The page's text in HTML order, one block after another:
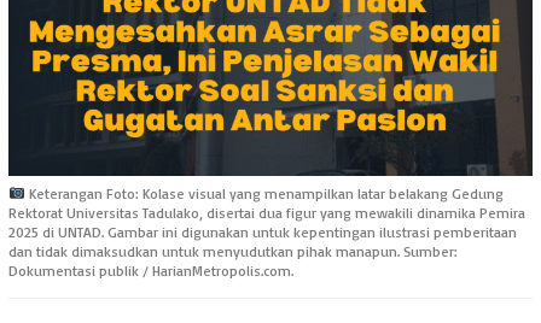
Keterangan Foto: Kolase visual yang menampilkan latar belakang Gedung
Rektorat Universitas Tadulako, disertai dua figur yang mewakili dinamika Pemira
2025 di UNTAD. Gambar ini digunakan untuk kepentingan ilustrasi pemberitaan
dan tidak dimaksudkan untuk menyudutkan pihak manapun. Sumber:
Dokumentasi publik / HarianMetropolis.com.